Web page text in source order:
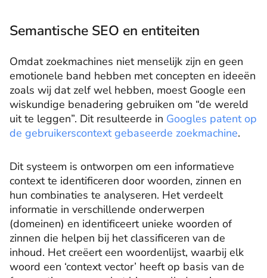
Semantische SEO en entiteiten
Omdat zoekmachines niet menselijk zijn en geen
emotionele band hebben met concepten en ideeën
zoals wij dat zelf wel hebben, moest Google een
wiskundige benadering gebruiken om “de wereld
uit te leggen”. Dit resulteerde in Googles patent op
de gebruikerscontext gebaseerde zoekmachine.
Dit systeem is ontworpen om een informatieve
context te identificeren door woorden, zinnen en
hun combinaties te analyseren. Het verdeelt
informatie in verschillende onderwerpen
(domeinen) en identificeert unieke woorden of
zinnen die helpen bij het classificeren van de
inhoud. Het creëert een woordenlijst, waarbij elk
woord een ‘context vector’ heeft op basis van de